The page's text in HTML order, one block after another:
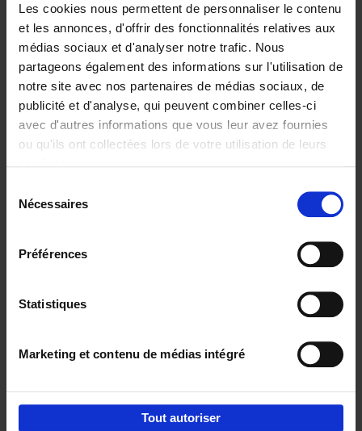
Les cookies nous permettent de personnaliser le contenu
et les annonces, d'offrir des fonctionnalités relatives aux
médias sociaux et d'analyser notre trafic. Nous
partageons également des informations sur l'utilisation de
notre site avec nos partenaires de médias sociaux, de
publicité et d'analyse, qui peuvent combiner celles-ci
avec d'autres informations que vous leur avez fournies
ou qu'ils ont collectées lors de votre utilisation de leurs
Nécessaires
Préférences
Statistiques
Marketing et contenu de médias intégré
Tout autoriser
Building Bonds = Building
Business
Jochen Roef Jozefien De Feyter
Carolien Boom
Couverture souple
2025 200
€29,99
Digital marketing like a PRO -
completely revised edition (EN)